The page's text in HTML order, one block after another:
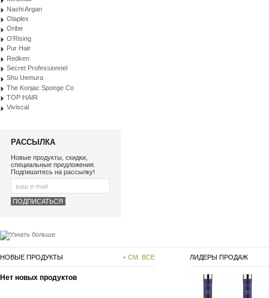
Nashi Argan
Olaplex
Oribe
O’Rising
Pur Hair
Redken
Secret Professionnel
Shu Uemura
The Konjac Sponge Co
TOP HAIR
Viviscal
РАССЫЛКА
Новые продукты, скидки,
специальные предложения.
Подпишитесь на рассылку!
НОВЫЕ ПРОДУКТЫ + СМ. ВСЕ
Нет новых продуктов
ЛИДЕРЫ ПРОДАЖ